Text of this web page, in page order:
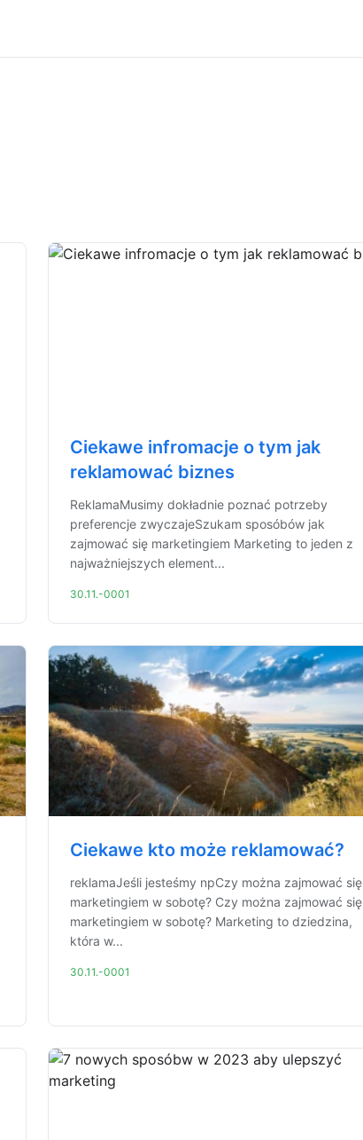
Ciekawe infromacje o tym jak
reklamować biznes
ReklamaMusimy dokładnie poznać potrzeby
preferencje zwyczajeSzukam sposóbów jak
zajmować się marketingiem Marketing to jeden z
najważniejszych element...
30.11.-0001
Ciekawe kto może reklamować?
reklamaJeśli jesteśmy npCzy można zajmować się
marketingiem w sobotę? Czy można zajmować się
marketingiem w sobotę? Marketing to dziedzina,
która w...
30.11.-0001